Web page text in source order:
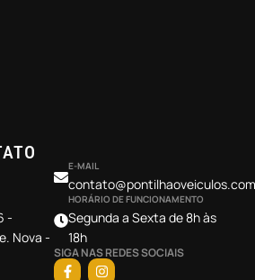
-
Nova -
E-MAIL
HORÁRIO DE FUNCIONAMENTO
Segunda a Sexta de 8h às
18h
SIGA NAS REDES SOCIAIS